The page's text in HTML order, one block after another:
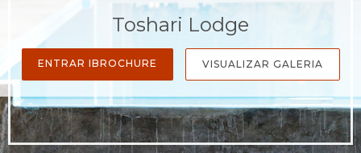
Toshari Lodge
ENTRAR IBROCHURE VISUALIZAR GALERIA